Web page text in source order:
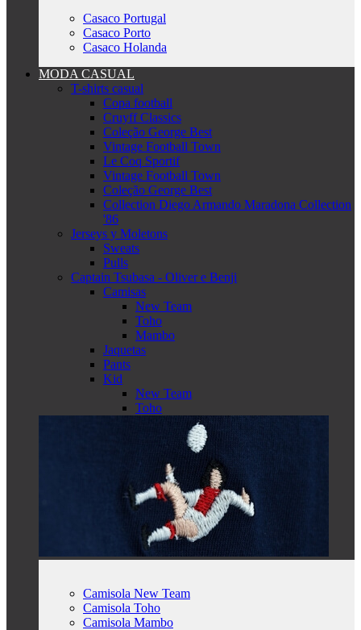
Casaco Portugal
Casaco Porto
Casaco Holanda
MODA CASUAL
T-shirts casual
Copa football
Cruyff Classics
Coleção George Best
Vintage Football Town
Le Coq Sportif
Vintage Football Town
Coleção George Best
Collection Diego Armando Maradona Collection
'86
Jerseys y Moletons
Sweats
Pulls
Captain Tsubasa - Oliver e Benji
Camisas
New Team
Toho
Mambo
Jaquetas
Pants
Kid
New Team
Toho
Camisola New Team
Camisola Toho
Camisola Mambo